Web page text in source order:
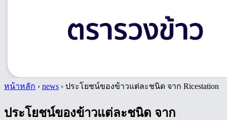
หน้าหลัก › news › ประโยชน์ของข้าวแต่ละชนิด จาก Ricestation
ประโยชน์ของข้าวแต่ละชนิด จาก